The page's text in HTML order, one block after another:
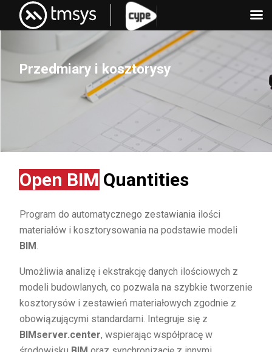
Skip
Przedmiary i kosztorysy
Open BIM Quantities
Program do automatycznego zestawiania ilości
materiałów i kosztorysowania na podstawie modeli
BIM.
Umożliwia analizę i ekstrakcję danych ilościowych z
modeli budowlanych, co pozwala na szybkie tworzenie
kosztorysów i zestawień materiałowych zgodnie z
obowiązującymi standardami. Integruje się z
BIMserver.center, wspierając współpracę w